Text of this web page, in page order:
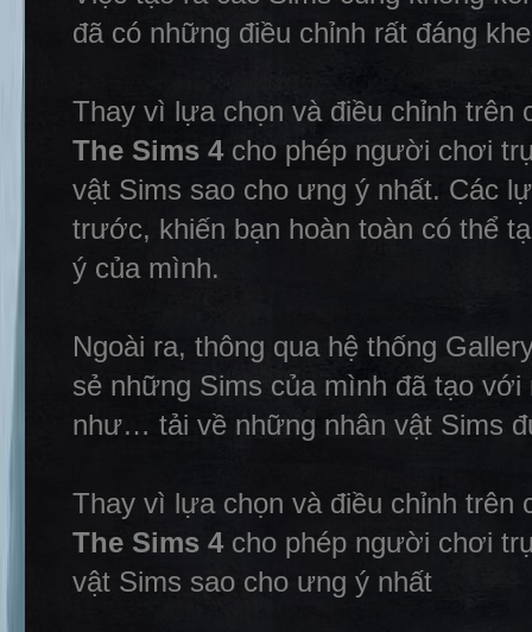
đã có những điều chỉnh rất đáng
Thay vì lựa chọn và điều chỉnh
The Sims 4cho phép người chơi
vật Sims sao cho ưng ý nhất. Các
trước, khiến bạn hoàn toàn có thể
ý của mình.
Ngoài ra, thông qua hệ thống
sẻ những Sims của mình đã tạo
như… tải về những nhân vật Sims
Thay vì lựa chọn và điều chỉnh
The Sims 4cho phép người chơi
vật Sims sao cho ưng ý nhất